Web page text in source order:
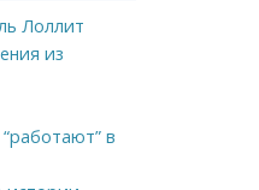
Лоллит
из
в